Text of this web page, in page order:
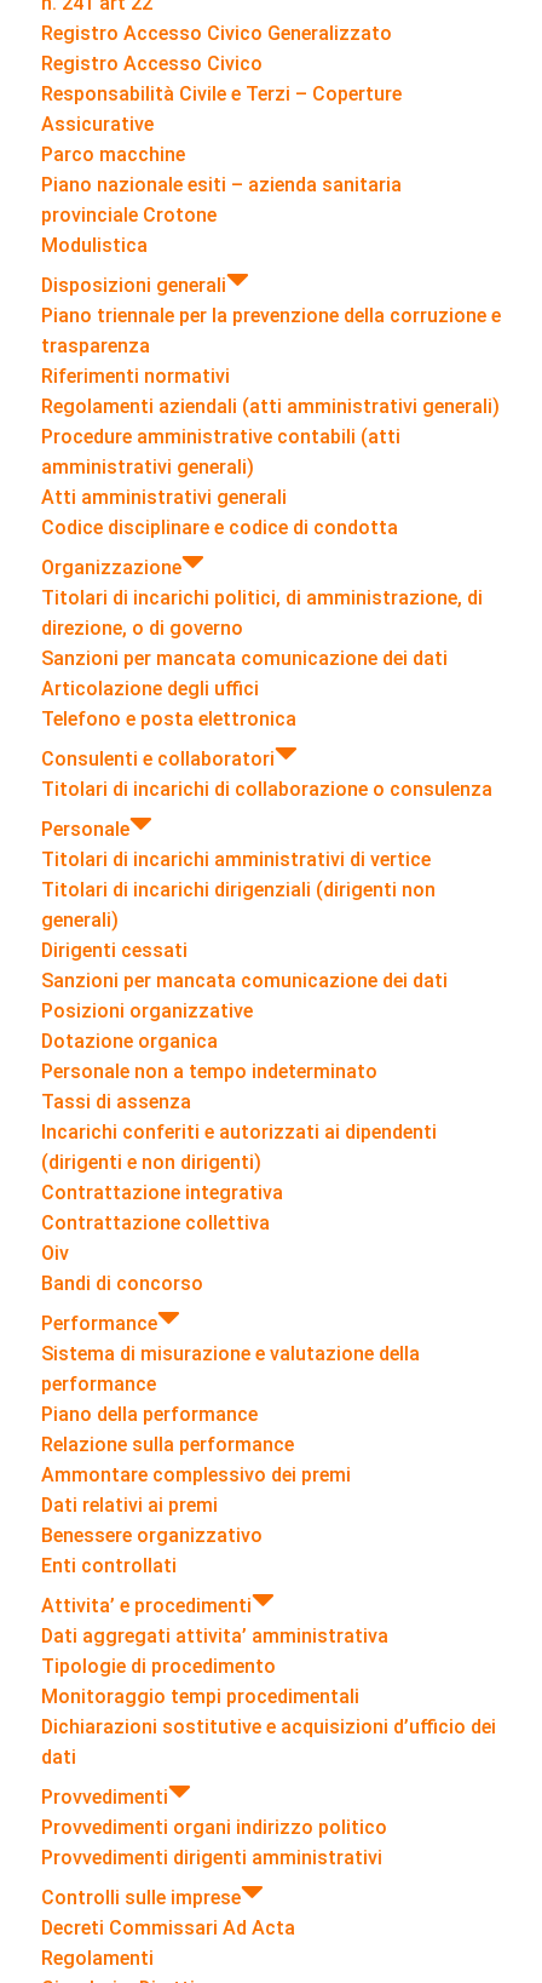
Registro Accesso Civico Generalizzato
Registro Accesso Civico
Responsabilità Civile e Terzi – Coperture
Assicurative
Parco macchine
Piano nazionale esiti – azienda sanitaria
provinciale Crotone
Modulistica
Disposizioni generali
Piano triennale per la prevenzione della corruzione e
trasparenza
Riferimenti normativi
Regolamenti aziendali (atti amministrativi generali)
Procedure amministrative contabili (atti
amministrativi generali)
Atti amministrativi generali
Codice disciplinare e codice di condotta
Organizzazione
Titolari di incarichi politici, di amministrazione, di
direzione, o di governo
Sanzioni per mancata comunicazione dei dati
Articolazione degli uffici
Telefono e posta elettronica
Consulenti e collaboratori
Titolari di incarichi di collaborazione o consulenza
Personale
Titolari di incarichi amministrativi di vertice
Titolari di incarichi dirigenziali (dirigenti non
generali)
Dirigenti cessati
Sanzioni per mancata comunicazione dei dati
Posizioni organizzative
Dotazione organica
Personale non a tempo indeterminato
Tassi di assenza
Incarichi conferiti e autorizzati ai dipendenti
(dirigenti e non dirigenti)
Contrattazione integrativa
Contrattazione collettiva
Oiv
Bandi di concorso
Performance
Sistema di misurazione e valutazione della
performance
Piano della performance
Relazione sulla performance
Ammontare complessivo dei premi
Dati relativi ai premi
Benessere organizzativo
Enti controllati
Attivita’ e procedimenti
Dati aggregati attivita’ amministrativa
Tipologie di procedimento
Monitoraggio tempi procedimentali
Dichiarazioni sostitutive e acquisizioni d’ufficio dei
dati
Provvedimenti
Provvedimenti organi indirizzo politico
Provvedimenti dirigenti amministrativi
Controlli sulle imprese
Decreti Commissari Ad Acta
Regolamenti